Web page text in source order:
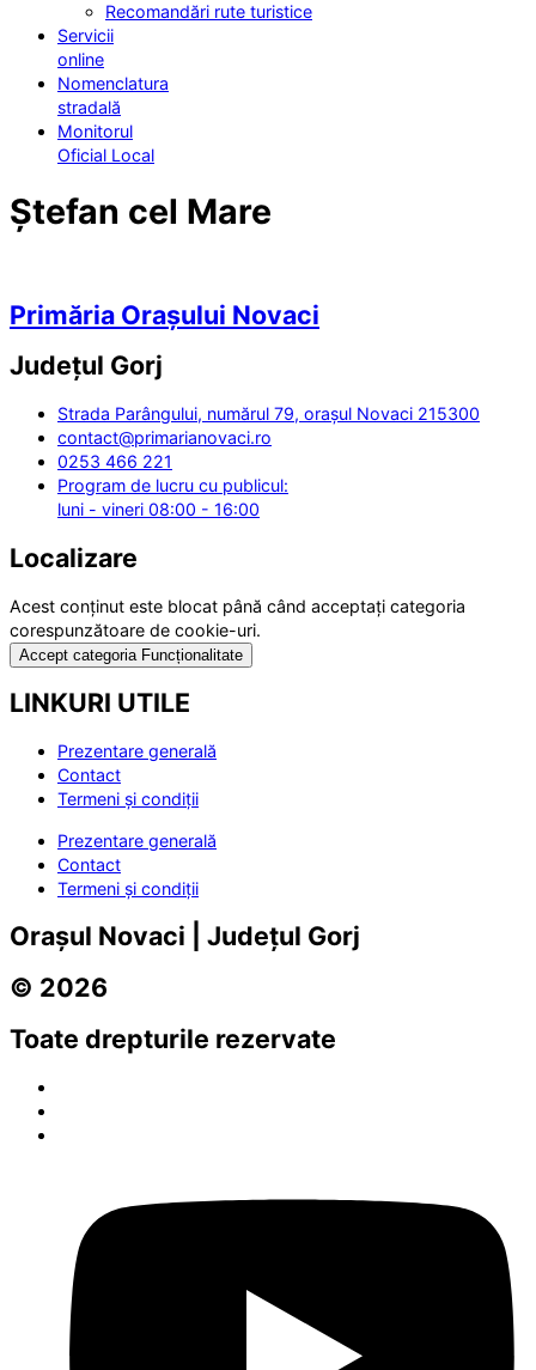
Recomandări rute turistice
Servicii
online
Nomenclatura
stradală
Monitorul
Oficial Local
Ștefan cel Mare
Primăria Orașului Novaci
Județul Gorj
Strada Parângului, numărul 79, orașul Novaci 215300
contact@primarianovaci.ro
0253 466 221
Program de lucru cu publicul:
luni - vineri 08:00 - 16:00
Localizare
Acest conținut este blocat până când acceptați categoria
corespunzătoare de cookie-uri.
Accept categoria Funcționalitate
LINKURI UTILE
Prezentare generală
Contact
Termeni și condiții
Prezentare generală
Contact
Termeni și condiții
Orașul Novaci | Județul Gorj
© 2026
Toate drepturile rezervate